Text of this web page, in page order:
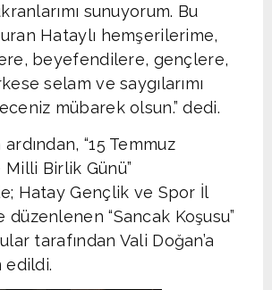
sunuyorum. Bu
Hataylı hemşerilerime,
beyefendilere, gençlere,
selam ve saygılarımı
mübarek olsun.” dedi.
ardından, “15 Temmuz
Birlik Günü”
Hatay Gençlik ve Spor İl
düzenlenen “Sancak Koşusu”
tarafından Vali Doğan’a
edildi.